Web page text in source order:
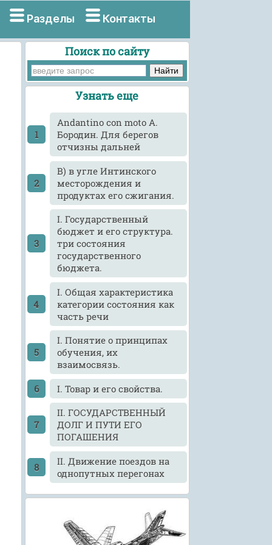
Разделы Контакты
Поиск по сайту
Узнать еще
Andantino con moto А.
Бородин. Для берегов
отчизны дальней
B) в угле Интинского
месторождения и
продуктах его сжигания.
I. Государственный
бюджет и его структура.
три состояния
государственного
бюджета.
I. Общая характеристика
категории состояния как
часть речи
I. Понятие о принципах
обучения, их
взаимосвязь.
I. Товар и его свойства.
II. ГОСУДАРСТВЕННЫЙ
ДОЛГ И ПУТИ ЕГО
ПОГАШЕНИЯ
II. Движение поездов на
однопутных перегонах